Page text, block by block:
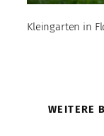
Kleingarten in
WEITERE